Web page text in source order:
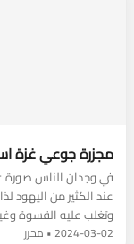
مجزرة جوعي غزة
في وجدان الناس
عند الكثير من اليهود
وتغلب عليه القسوة
2024-03-02 • محرر